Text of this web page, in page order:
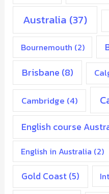
Australia (37)
Bournemouth (2)
Brisbane (8)
Cambridge (4)
English course
English in Australia (2)
Gold Coast(5)